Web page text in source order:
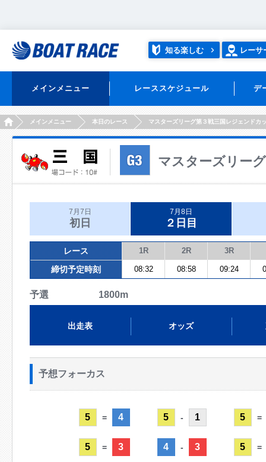
知る楽しむ レーサ
メインメニュー レーススケジュール デ
HOMEメインメニュー 本日のレース マスターズリーグ第３戦三国レジェンドカ
マスターズリー
7月7日
初日
7月8日
２日目
レース 1R 2R 3R
締切予定時刻 08:32 08:58 09:24
予選 1800m
出走表 オッズ
予想フォーカス
5 = 4
5 = 3
5 - 1
4 - 3
5 =
5 =